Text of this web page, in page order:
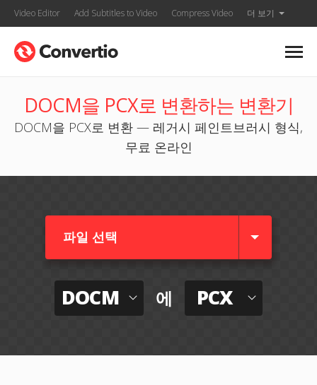
Video Editor Add Subtitles to Video Compress Video 더 보기
DOCM을 PCX로 변환하는 변환기
DOCM을 PCX로 변환 — 레거시 페인트브러시 형식,
무료 온라인
파일 선택
DOCM 에 PCX